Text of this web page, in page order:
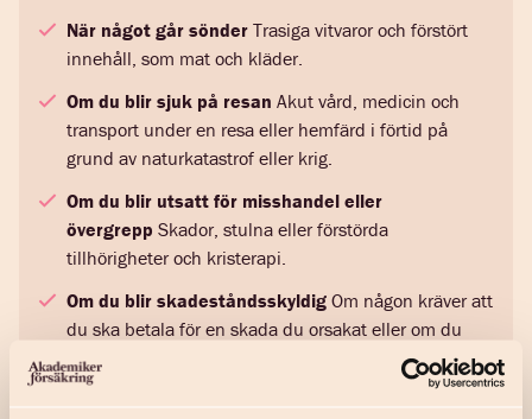
När något går sönder Trasiga vitvaror och förstört
innehåll, som mat och kläder.
Om du blir sjuk på resan Akut vård, medicin och
transport under en resa eller hemfärd i förtid på
grund av naturkatastrof eller krig.
Om du blir utsatt för misshandel eller
övergrepp Skador, stulna eller förstörda
tillhörigheter och kristerapi.
Om du blir skadeståndsskyldig Om någon kräver att
du ska betala för en skada du orsakat eller om du
hamnar i en tvist.